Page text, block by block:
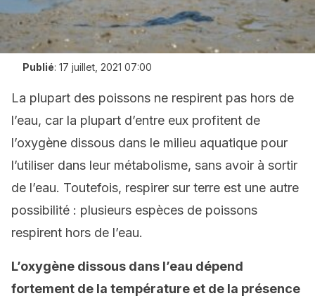
Publié: 17 juillet, 2021 07:00
La plupart des poissons ne respirent pas hors de
l’eau, car la plupart d’entre eux profitent de
l’oxygène dissous dans le milieu aquatique pour
l’utiliser dans leur métabolisme, sans avoir à sortir
de l’eau. Toutefois, respirer sur terre est une autre
possibilité : plusieurs espèces de poissons
respirent hors de l’eau.
L’oxygène dissous dans l’eau dépend
fortement de la température et de la présence